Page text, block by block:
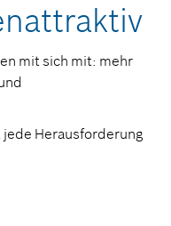
mit sich mit: mehr
Herausforderung